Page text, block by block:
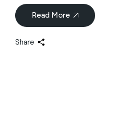
Read More
Share